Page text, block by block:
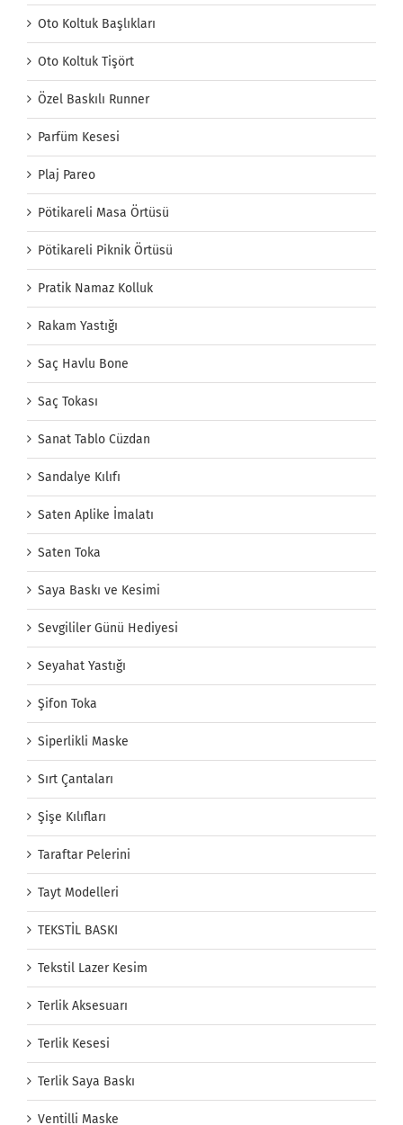
Oto Koltuk Başlıkları
Oto Koltuk Tişört
Özel Baskılı Runner
Parfüm Kesesi
Plaj Pareo
Pötikareli Masa Örtüsü
Pötikareli Piknik Örtüsü
Pratik Namaz Kolluk
Rakam Yastığı
Saç Havlu Bone
Saç Tokası
Sanat Tablo Cüzdan
Sandalye Kılıfı
Saten Aplike İmalatı
Saten Toka
Saya Baskı ve Kesimi
Sevgililer Günü Hediyesi
Seyahat Yastığı
Şifon Toka
Siperlikli Maske
Sırt Çantaları
Şişe Kılıfları
Taraftar Pelerini
Tayt Modelleri
TEKSTİL BASKI
Tekstil Lazer Kesim
Terlik Aksesuarı
Terlik Kesesi
Terlik Saya Baskı
Ventilli Maske